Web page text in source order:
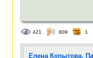
421 809 1
Елена Копытова.